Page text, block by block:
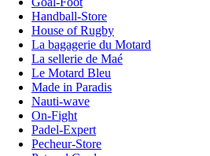
Handball-Store
House of Rugby
La bagagerie du Motard
La sellerie de Maé
Le Motard Bleu
Made in Paradis
Nauti-wave
On-Fight
Padel-Expert
Pecheur-Store